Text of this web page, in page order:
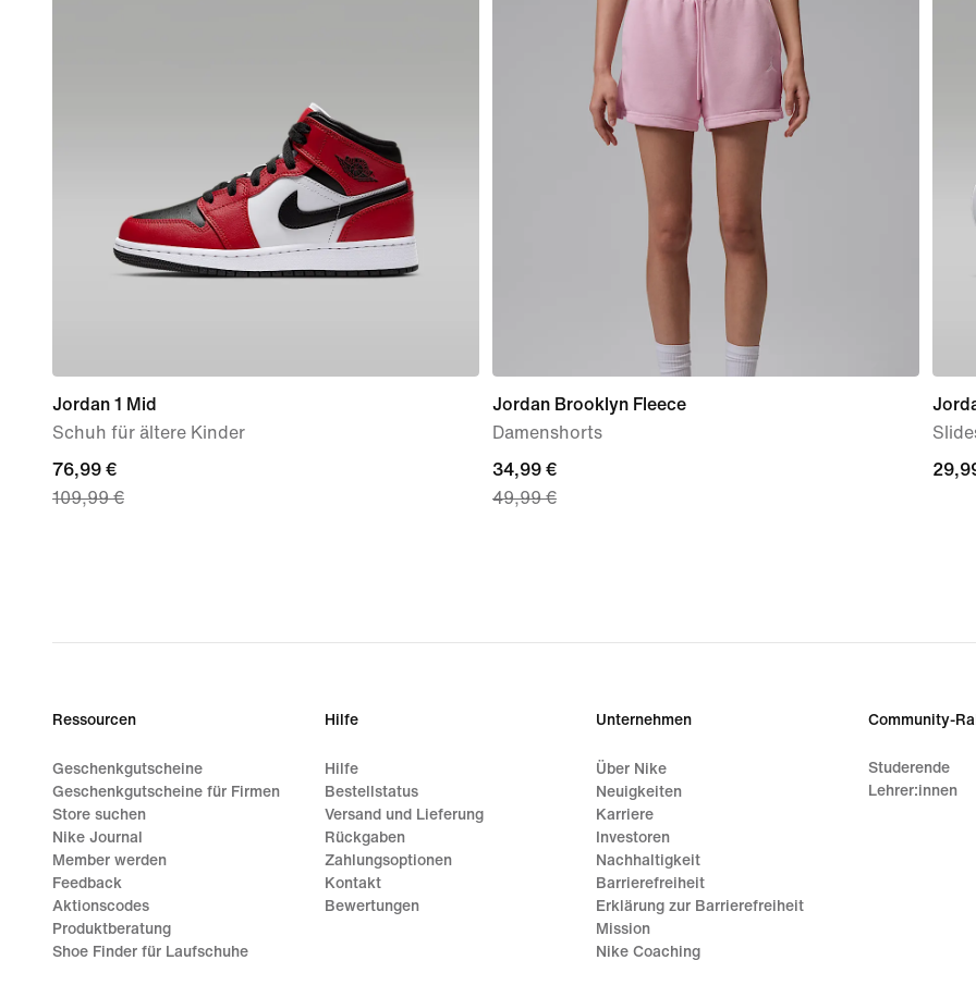
Jordan 1 Mid
Schuh für ältere Kinder
current
price
76,99 €
109,99 €
Jordan Brooklyn Fleece
Damenshorts
current
price
34,99 €
49,99 €
Ressourcen
Geschenkgutscheine
Geschenkgutscheine für Firmen
Store suchen
Nike Journal
Member werden
Feedback
Aktionscodes
Produktberatung
Shoe Finder für Laufschuhe
Hilfe
Hilfe
Bestellstatus
Versand und Lieferung
Rückgaben
Zahlungsoptionen
Kontakt
Bewertungen
Unternehmen
Über Nike
Neuigkeiten
Karriere
Investoren
Nachhaltigkeit
Barrierefreiheit
Erklärung zur Barrierefreiheit
Mission
Nike Coaching
Community-
Studerende
Lehrer:innen